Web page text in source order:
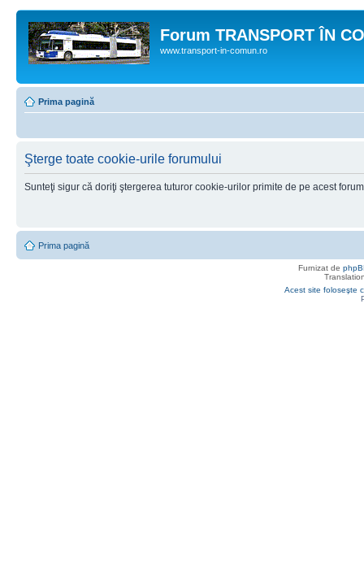
Forum TRANSPORT ÎN
www.transport-in-comun.ro
Prima pagină
Şterge toate cookie-urile forumului
Sunteţi sigur că doriţi ştergerea tuturor cookie-urilor primite de pe acest
Prima pagină
Furnizat de
Acest site foloseşte